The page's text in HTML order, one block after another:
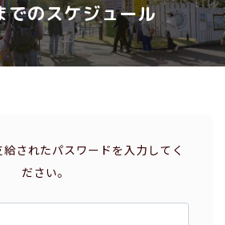
でのスケジュール
されたパスワードを入力してく
ださい。